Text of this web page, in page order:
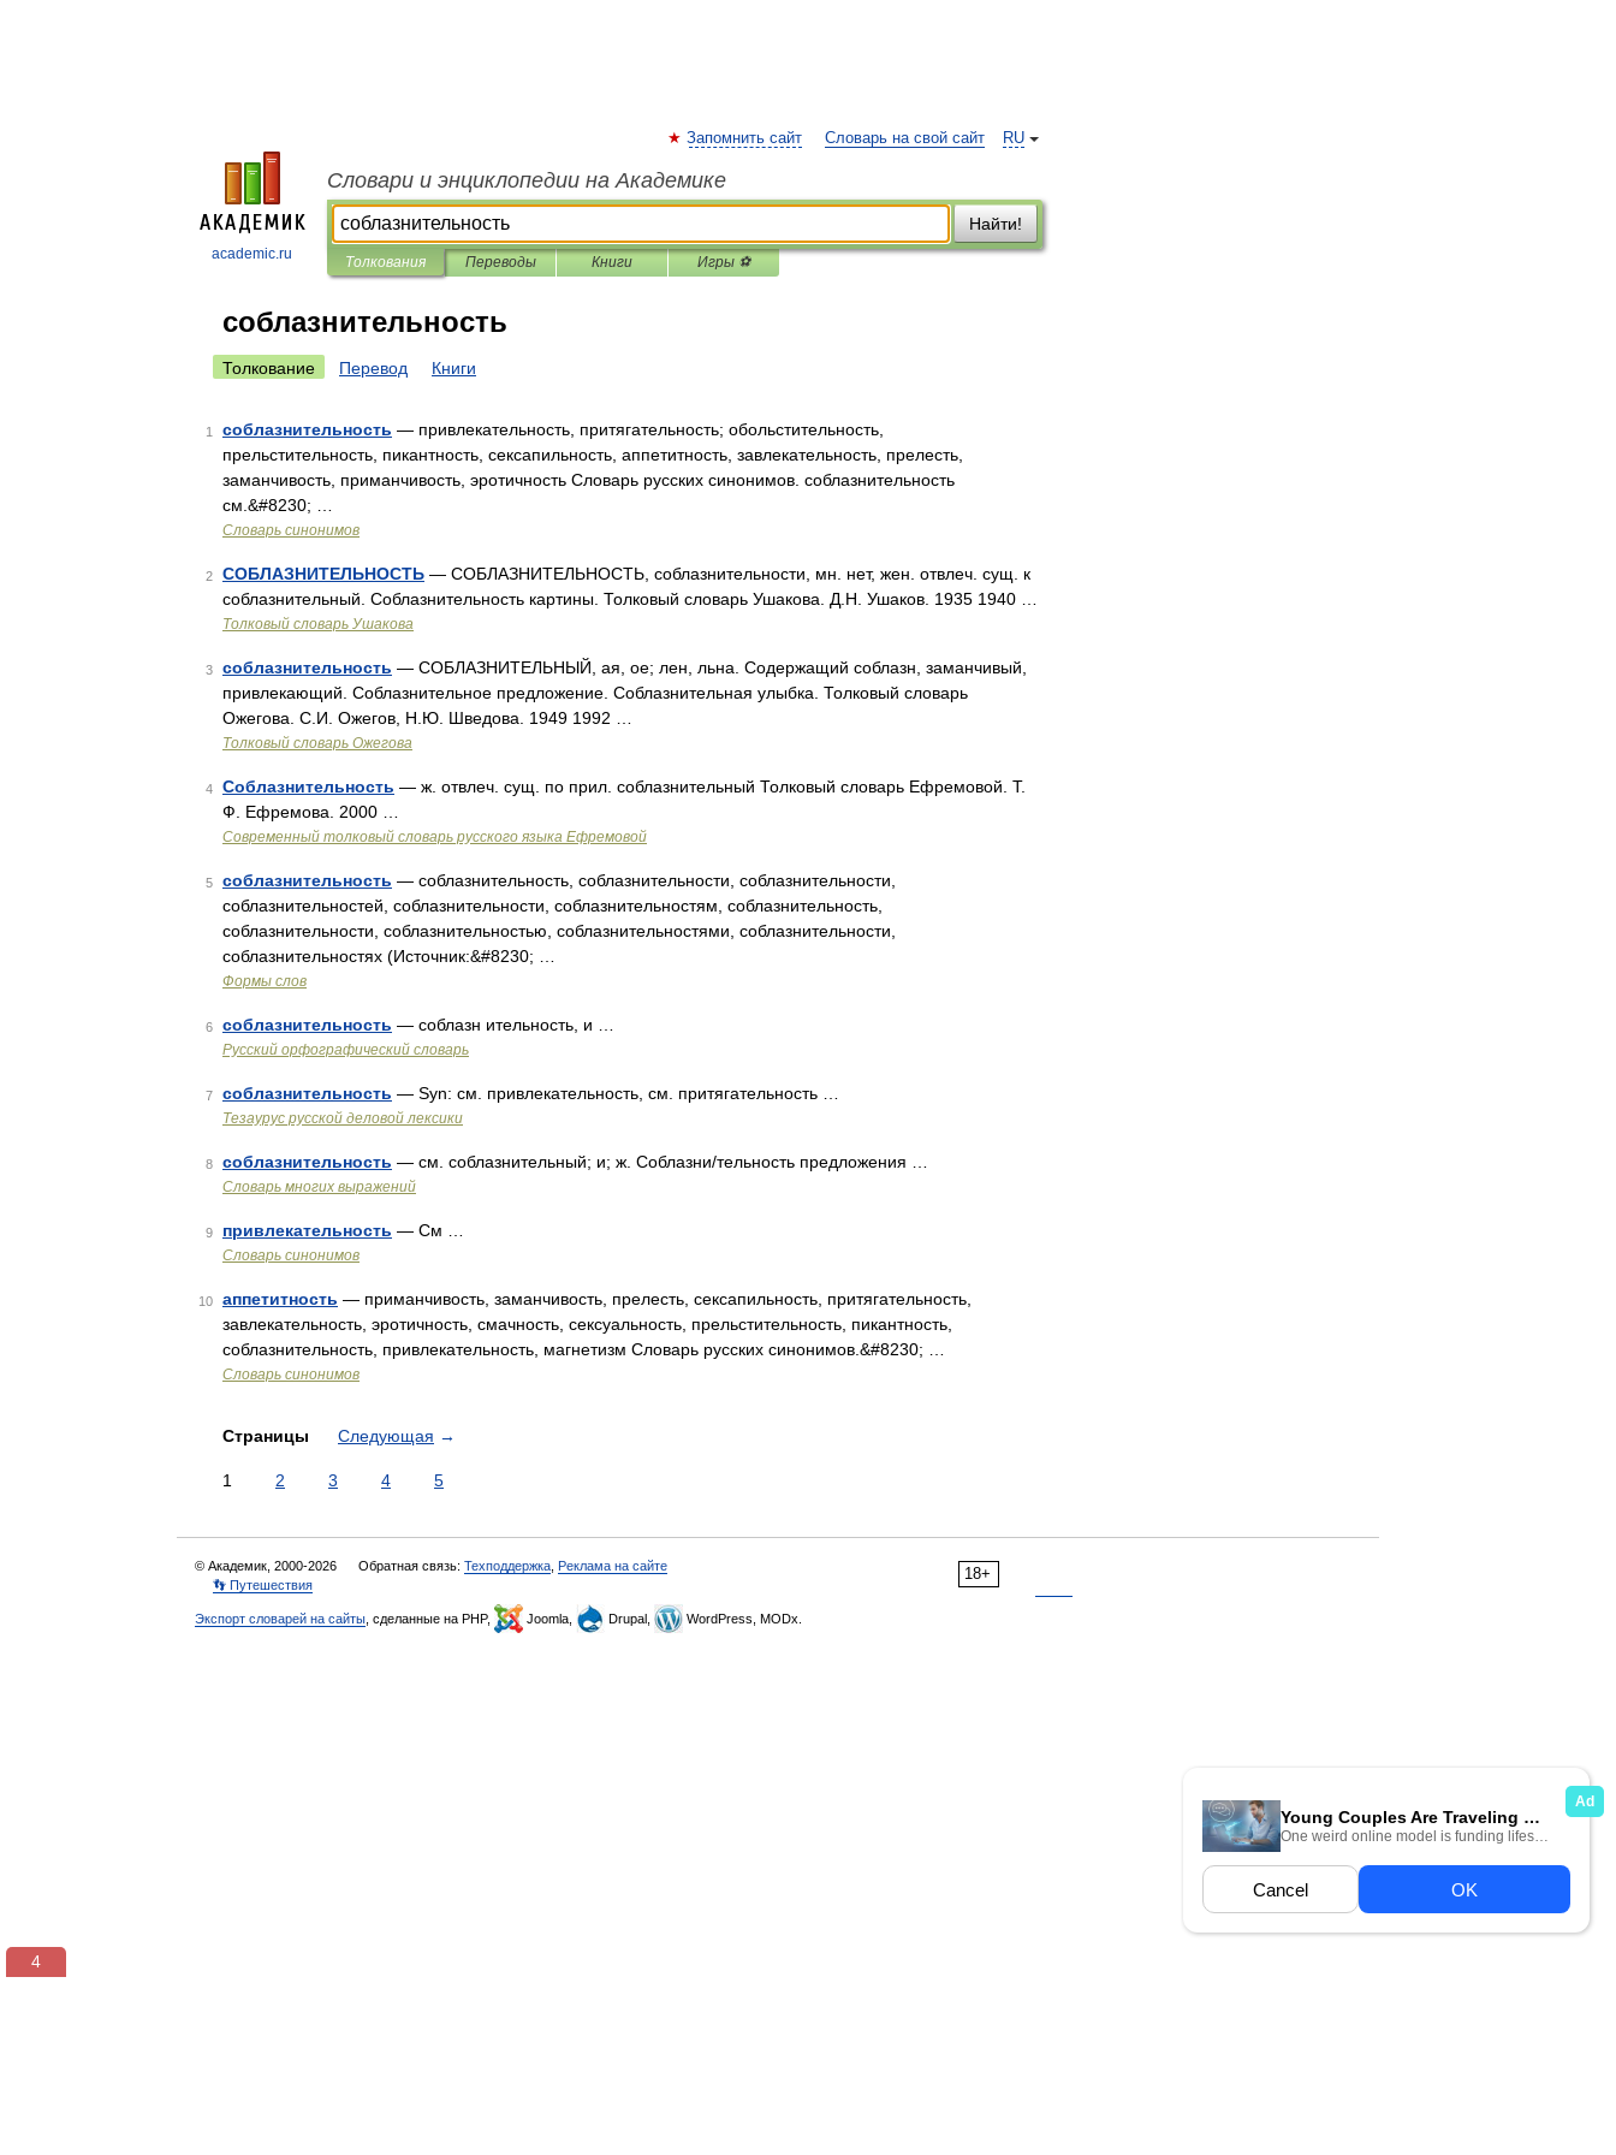
academic.ru
RU
Запомнить сайт Словарь на свой сайт
Словари и энциклопедии на Академике
Найти!
Толкования Переводы Книги Игры ⚽
соблазнительность
Толкование Перевод Книги
1 соблазнительность — привлекательность, притягательность; обольстительность,
прельстительность, пикантность, сексапильность, аппетитность, завлекательность, прелесть,
заманчивость, приманчивость, эротичность Словарь русских синонимов. соблазнительность
см.&#8230; …
Словарь синонимов
2 СОБЛАЗНИТЕЛЬНОСТЬ — СОБЛАЗНИТЕЛЬНОСТЬ, соблазнительности, мн. нет, жен. отвлеч. сущ. к
соблазнительный. Соблазнительность картины. Толковый словарь Ушакова. Д.Н. Ушаков. 1935 1940 …
Толковый словарь Ушакова
3 соблазнительность — СОБЛАЗНИТЕЛЬНЫЙ, ая, ое; лен, льна. Содержащий соблазн, заманчивый,
привлекающий. Соблазнительное предложение. Соблазнительная улыбка. Толковый словарь
Ожегова. С.И. Ожегов, Н.Ю. Шведова. 1949 1992 …
Толковый словарь Ожегова
4 Соблазнительность — ж. отвлеч. сущ. по прил. соблазнительный Толковый словарь Ефремовой. Т.
Ф. Ефремова. 2000 …
Современный толковый словарь русского языка Ефремовой
5 соблазнительность — соблазнительность, соблазнительности, соблазнительности,
соблазнительностей, соблазнительности, соблазнительностям, соблазнительность,
соблазнительности, соблазнительностью, соблазнительностями, соблазнительности,
соблазнительностях (Источник:&#8230; …
Формы слов
6 соблазнительность — соблазн ительность, и …
Русский орфографический словарь
7 соблазнительность — Syn: см. привлекательность, см. притягательность …
Тезаурус русской деловой лексики
8 соблазнительность — см. соблазнительный; и; ж. Соблазни/тельность предложения …
Словарь многих выражений
9 привлекательность — См …
Словарь синонимов
10 аппетитность — приманчивость, заманчивость, прелесть, сексапильность, притягательность,
завлекательность, эротичность, смачность, сексуальность, прельстительность, пикантность,
соблазнительность, привлекательность, магнетизм Словарь русских синонимов.&#8230; …
Словарь синонимов
Страницы Следующая →
1 2 3 4 5
18+
© Академик, 2000-2026 Обратная связь: Техподдержка Реклама на сайте
👣 Путешествия
Экспорт словарей на сайты , сделанные на PHP, Joomla, Drupal, WordPress, MODx.
3